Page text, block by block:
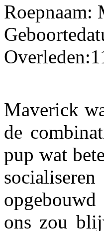
Roepnaam:
Maverick
de
pup wat
ons zou